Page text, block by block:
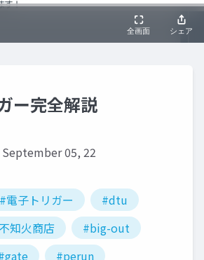
ー完全解説
September 05, 22
#電子トリガー
#dtu
知火商店
#big-out
#perun